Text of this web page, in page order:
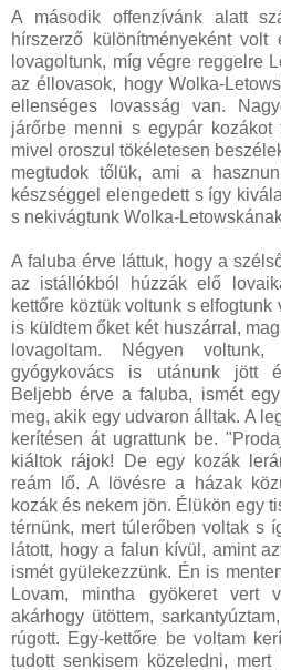
A második offenzívánk alatt
hírszerző különítményeként
lovagoltunk, míg végre reggelre
az éllovasok, hogy Wolka-
ellenséges lovasság van.
járőrbe menni s egypár
mivel oroszul tökéletesen
megtudok tőlük, ami a
készséggel elengedett s így
s nekivágtunk Wolka-
A faluba érve láttuk, hogy a
az istállókból húzzák elő
kettőre köztük voltunk s elfogtunk
is küldtem őket két huszárral,
lovagoltam. Négyen
gyógykovács is utánunk jött
Beljebb érve a faluba, ismét
meg, akik egy udvaron álltak. A
kerítésen át ugrattunk be.
kiáltok rájok! De egy kozák
reám lő. A lövésre a házak
kozák és nekem jön. Élükön egy
térnünk, mert túlerőben voltak s
látott, hogy a falun kívül, amint
ismét gyülekezzünk. Én is
Lovam, mintha gyökeret
akárhogy ütöttem,
rúgott. Egy-kettőre be voltam
tudott senkisem közeledni, mert